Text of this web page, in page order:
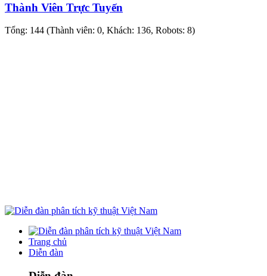
Thành Viên Trực Tuyến
Tổng: 144 (Thành viên: 0, Khách: 136, Robots: 8)
Trang chủ
Diễn đàn